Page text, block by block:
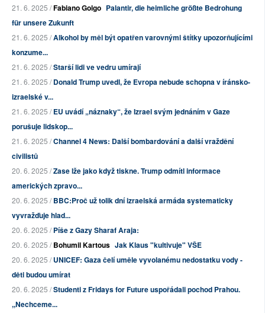
21. 6. 2025 /Fabiano Golgo Palantir, die heimliche größte Bedrohung
für unsere Zukunft
21. 6. 2025 /Alkohol by měl být opatřen varovnými štítky upozorňujícími
konzume...
21. 6. 2025 /Starší lidi ve vedru umírají
21. 6. 2025 /Donald Trump uvedl, že Evropa nebude schopna v íránsko-
izraelské v...
21. 6. 2025 /EU uvádí „náznaky“, že Izrael svým jednáním v Gaze
porušuje lidskop...
21. 6. 2025 /Channel 4 News: Další bombardování a další vraždění
civilistů
20. 6. 2025 /Zase lže jako když tiskne. Trump odmítl informace
amerických zpravo...
20. 6. 2025 /BBC:Proč už tolik dní izraelská armáda systematicky
vyvražďuje hlad...
20. 6. 2025 /Píše z Gazy Sharaf Araja:
20. 6. 2025 /Bohumil Kartous Jak Klaus "kultivuje" VŠE
20. 6. 2025 /UNICEF: Gaza čelí uměle vyvolanému nedostatku vody -
děti budou umírat
20. 6. 2025 /Studenti z Fridays for Future uspořádali pochod Prahou.
,,Nechceme...